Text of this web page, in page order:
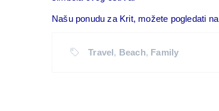
Našu ponudu za Krit, možete pogledati na
Travel, Beach, Family